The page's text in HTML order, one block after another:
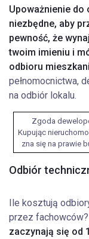
Upoważnienie
niezbędne, aby
pewność, że
twoim imieniu i
odbioru
pełnomocnictwa,
na odbiór lokalu.
Zgoda
Kupując
zna się na prawie
Odbiór
Ile kosztują
przez fachowców?
zaczynają się od